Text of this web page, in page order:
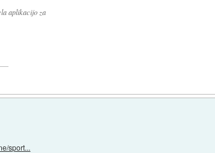
aplikacijo za
sport...